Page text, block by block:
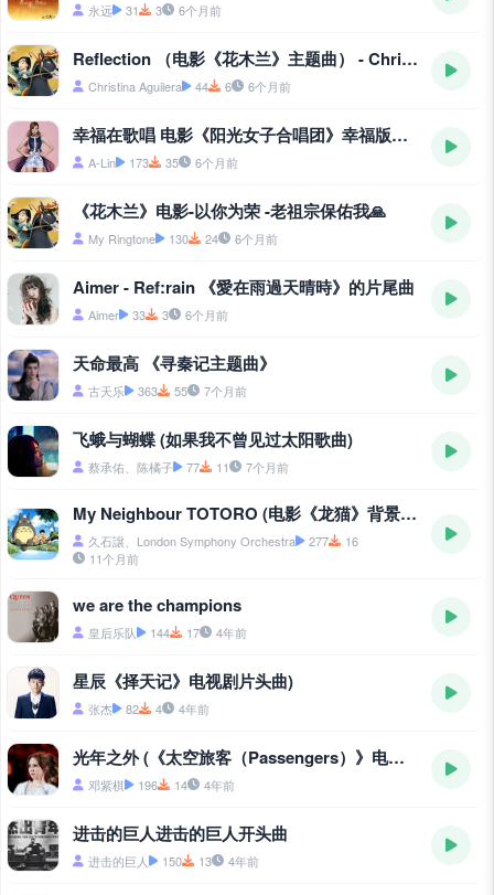
永远 31 3 6个月前
Reflection （电影《花木兰》主题曲） - Christina Aguilera
Christina Aguilera 44 6 6个月前
幸福在歌唱 电影《阳光女子合唱团》幸福版主题曲
A-Lin 173 35 6个月前
《花木兰》电影-以你为荣 -老祖宗保佑我🙏
My Ringtone 130 24 6个月前
Aimer - Ref:rain 《愛在雨過天晴時》的片尾曲
Aimer 33 3 6个月前
天命最高 《寻秦记主题曲》
古天乐 363 55 7个月前
飞蛾与蝴蝶 (如果我不曾见过太阳歌曲)
蔡承佑、陈橘子 77 11 7个月前
My Neighbour TOTORO (电影《龙猫》背景音乐)
久石譲、London Symphony Orchestra 277
16
11个月前
we are the champions
皇后乐队 144 17 4年前
星辰《择天记》电视剧片头曲)
张杰 82 4 4年前
光年之外 (《太空旅客（Passengers）》电影中国区主题曲)
邓紫棋 196 14 4年前
进击的巨人进击的巨人开头曲
进击的巨人 150 13 4年前